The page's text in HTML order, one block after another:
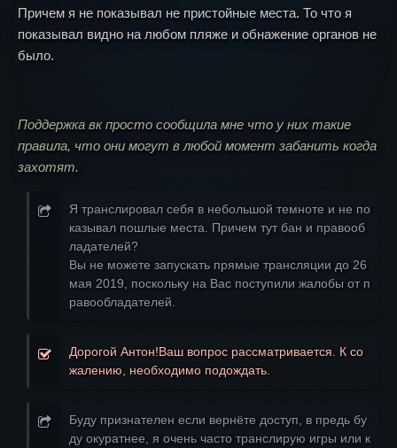
Причем я не показывал не пристойные места. То что я
показывал видно на любом пляже и обнажение органов не
было.
Поддержка вк просто сообщила мне что у них такие
правила, что они могут в любой момент забанить когда
захотят.
Я транслировал себя в небольшой темноте и не по
казывал пошлые места. Причем тут бан и правооб
ладателей?
Вы не можете запускать прямые трансляции до 26
мая 2019, поскольку на Вас поступили жалобы от п
равообладателей.
Дорогой Антон!Ваш вопрос рассматривается. К со
жалению, необходимо подождать.
Буду признателен если вернёте доступ, в предь бу
ду окуратнее, я очень часто транслирую игры или к